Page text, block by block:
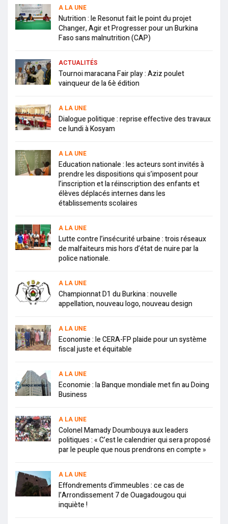
A LA UNE
Nutrition : le Resonut fait le point du projet
Changer, Agir et Progresser pour un Burkina
Faso sans malnutrition (CAP)
ACTUALITÉS
Tournoi maracana Fair play : Aziz poulet
vainqueur de la 6è édition
A LA UNE
Dialogue politique : reprise effective des travaux
ce lundi à Kosyam
A LA UNE
Education nationale : les acteurs sont invités à
prendre les dispositions qui s’imposent pour
l’inscription et la réinscription des enfants et
élèves déplacés internes dans les
établissements scolaires
A LA UNE
Lutte contre l’insécurité urbaine : trois réseaux
de malfaiteurs mis hors d’état de nuire par la
police nationale.
A LA UNE
Championnat D1 du Burkina : nouvelle
appellation, nouveau logo, nouveau design
A LA UNE
Economie : le CERA-FP plaide pour un système
fiscal juste et équitable
A LA UNE
Economie : la Banque mondiale met fin au Doing
Business
A LA UNE
Colonel Mamady Doumbouya aux leaders
politiques : « C’est le calendrier qui sera proposé
par le peuple que nous prendrons en compte »
A LA UNE
Effondrements d’immeubles : ce cas de
l’Arrondissement 7 de Ouagadougou qui
inquiète !